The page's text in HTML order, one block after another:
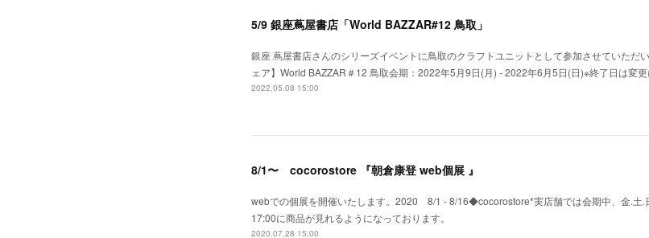
5/9 銀座蔦屋書店「World BAZZAR#12 鳥取」
銀座 蔦屋書店さんのシリーズイベントに鳥取のクラフトユニットとして参加させていただ
ェア】World BAZZAR＃12 鳥取会期：2022年5月9日(月) - 2022年6月5日(日)※終了日は変
2022.05.08 15:00
8/1〜 cocorostore 『朝倉康登 web個展 』
webでの個展を開催いたします。2020 8/1 - 8/16◆cocorostore*実店舗では会期中、金.土.
17:00に商品が見れるようになっております。
2020.07.28 15:00